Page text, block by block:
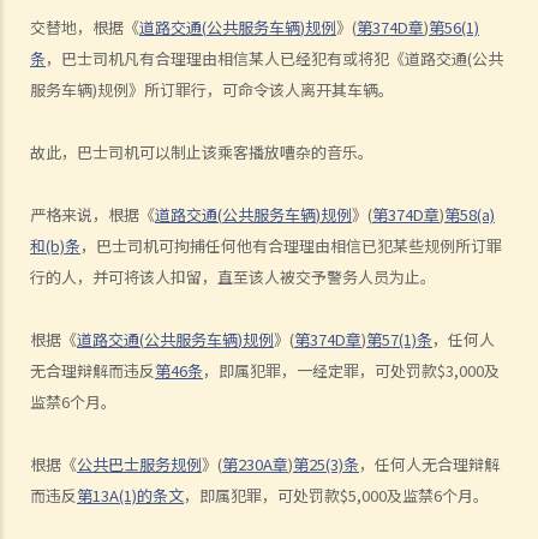
交替地，根据《道路交通(公共服务车辆)规例》 (第374D章)第56(1)
条， 巴士司机凡有合理理由相信某人已经犯有或将犯《道路交通(公共
服务车辆)规例》所订罪行，可命令该人离开其车辆。
故此，巴士司机可以制止该乘客播放嘈杂的音乐。
严格来说，根据《道路交通(公共服务车辆)规例》 (第374D章)第58(a)
和(b)条， 巴士司机可拘捕任何他有合理理由相信已犯某些规例所订罪
行的人，并可将该人扣留，直至该人被交予警务人员为止。
根据《道路交通(公共服务车辆)规例》 (第374D章)第57(1)条，任何人
无合理辩解而违反第46条，即属犯罪，一经定罪，可处罚款$3,000及
监禁6个月。
根据《公共巴士服务规例》 (第230A章)第25(3)条，任何人无合理辩解
而违反第13A(1)的条文，即属犯罪，可处罚款$5,000及监禁6个月。
果，并不一定是「危险驾驶」（香港特别行政区 诉 林志发）
5. 判刑
a. 法定判刑
c. 法庭取态
1. 罪行元素
a. 「掌管汽车」
2. 进行呼气测试及提供样本以作分析的责任
a. 进行呼气测试的责任
刚参加完狂野派对，他清楚知道体内的酒精含量肯定超过法定限度。为
逃避《道路交通条例》（香港法例第374章）第39或39A条的刑责，他编